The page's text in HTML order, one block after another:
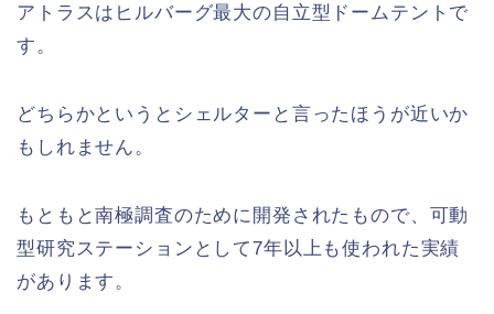
アトラスはヒルバーグ最大の自立型ドームテントで
す。
どちらかというとシェルターと言ったほうが近いか
もしれません。
もともと南極調査のために開発されたもので、可動
型研究ステーションとして7年以上も使われた実績
があります。